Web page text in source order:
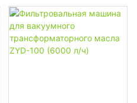
производительностью
10000 литров/час.
Установка дегазации
минерального масла и
ZYD-10000 представляет собой
передовую систему вакуумной
фильтрации и очистки масла,